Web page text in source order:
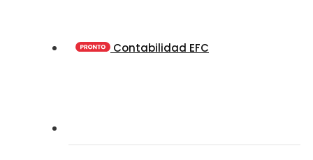
Contabilidad EFC